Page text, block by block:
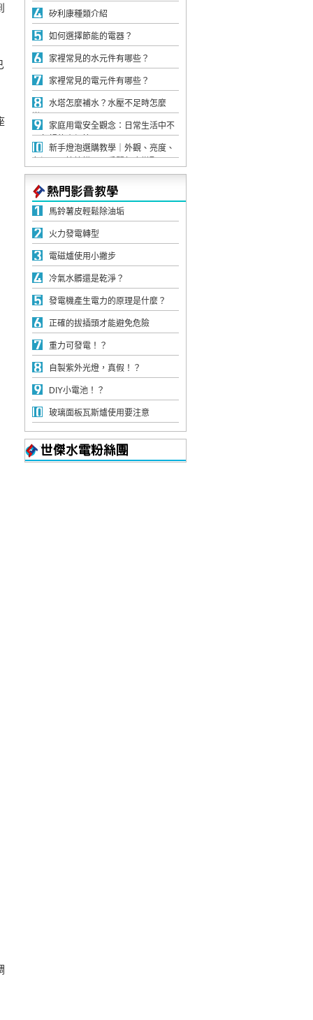
矽利康種類介紹
如何選擇節能的電器？
家裡常見的水元件有哪些？
家裡常見的電元件有哪些？
水塔怎麼補水？水壓不足時怎麼
家庭用電安全觀念：日常生活中不
新手燈泡選購教學｜外觀、亮度、
馬鈴薯皮輕鬆除油垢
火力發電轉型
電磁爐使用小撇步
冷氣水髒還是乾淨？
發電機產生電力的原理是什麼？
正確的拔插頭才能避免危險
重力可發電！？
自製紫外光燈，真假！？
DIY小電池！？
玻璃面板瓦斯爐使用要注意